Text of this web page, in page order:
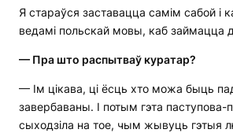
Я стараўся заставацца самім сабой і
ведамі польскай мовы, каб займацца
— Пра што распытваў куратар?
— Ім цікава, ці ёсць хто можа быць
завербаваны. І потым гэта паступова-
сыходзіла на тое, чым жывуць гэтыя